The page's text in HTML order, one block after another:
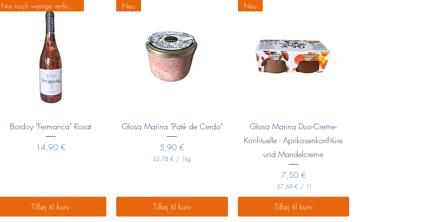
€
p
r
.
1
K
i
l
o
g
r
a
m
K
i
l
o
g
r
a
K
i
l
o
Hurtigvisning
Nur noch wenige verfügbar
Bordoy "Fermanca" Rosat
Pris
14,90 €
Tilføj til kurv
Hurtigvisning
Neu
Glosa Marina "Paté de Cerdo"
Pris
5,90 €
32,78 € / 1kg
8
Tilføj til kurv
Hurtigvisning
Neu
Glosa Marina Duo-Creme-
Konfituelle - Aprikosenkonfitüre
und Mandelcreme
Pris
7,50 €
57,69 € / 1l
7
,
6
Tilføj til kurv